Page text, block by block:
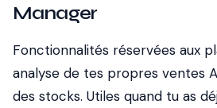
Manager
Fonctionnalités réservées aux
analyse de tes propres ventes
des stocks. Utiles quand tu as